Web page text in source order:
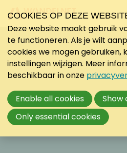
COOKIES OP DEZE
Deze website maakt gebruik
te functioneren. Als je wilt
cookies we mogen gebruiken,
instellingen wijzigen. Meer
beschikbaar in onze
Enable all cookies
Show
Only essential cookies